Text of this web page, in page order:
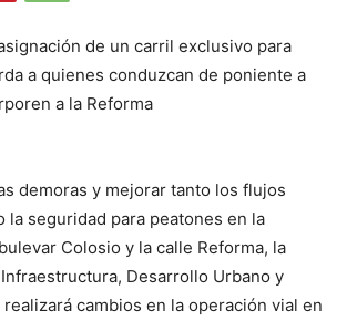
de un carril exclusivo para
a quienes conduzcan de poniente a
a la Reforma
demoras y mejorar tanto los flujos
la seguridad para peatones en la
Colosio y la calle Reforma, la
Desarrollo Urbano y
realizará cambios en la operación vial en